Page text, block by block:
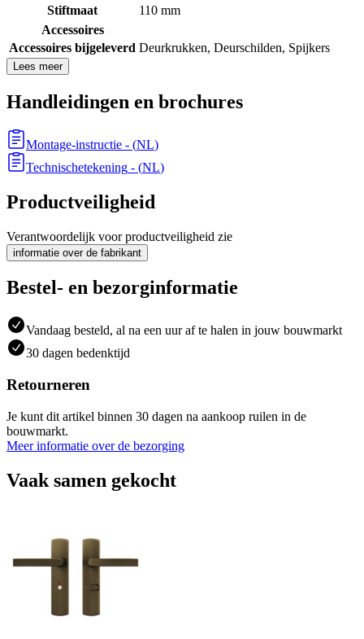
Stiftmaat
110 mm
Accessoires
Accessoires bijgeleverd Deurkrukken, Deurschilden, Spijkers
Lees meer
Handleidingen en brochures
Montage-instructie - (NL)
Technischetekening - (NL)
Productveiligheid
Verantwoordelijk voor productveiligheid zie
informatie over de fabrikant
Bestel- en bezorginformatie
Vandaag besteld, al na een uur af te halen in jouw bouwmarkt
30 dagen bedenktijd
Retourneren
Je kunt dit artikel binnen 30 dagen na aankoop ruilen in de
bouwmarkt.
Meer informatie over de bezorging
Vaak samen gekocht